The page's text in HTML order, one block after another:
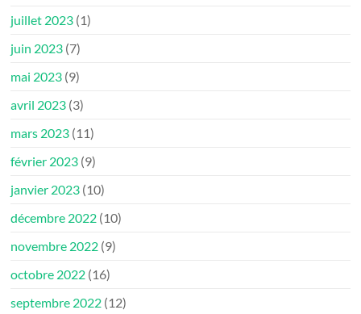
juillet 2023 (1)
juin 2023 (7)
mai 2023 (9)
avril 2023 (3)
mars 2023 (11)
février 2023 (9)
janvier 2023 (10)
décembre 2022 (10)
novembre 2022 (9)
octobre 2022 (16)
septembre 2022 (12)